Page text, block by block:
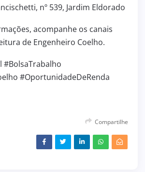
nº 539, Jardim Eldorado
acompanhe os canais
de Engenheiro Coelho.
#BolsaTrabalho
#OportunidadeDeRenda
Compartilhe